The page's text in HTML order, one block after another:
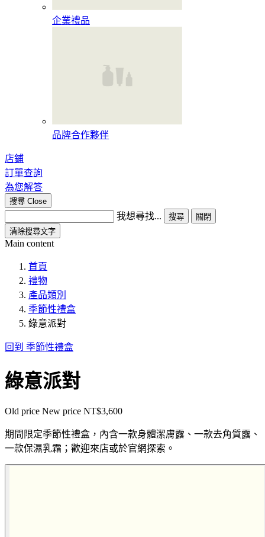
企業禮品
品牌合作夥伴
店鋪
訂單查詢
為您解答
搜尋 Close
我想尋找... 搜尋
關閉
清除搜尋文字
Main content
首頁
禮物
產品類別
季節性禮盒
綠意派對
回到 季節性禮盒
綠意派對
Old price New price NT$3,600
期間限定季節性禮盒，內含一款身體潔膚露、一款去角質露、
一款保濕乳霜；歡迎來店或於官網探索。